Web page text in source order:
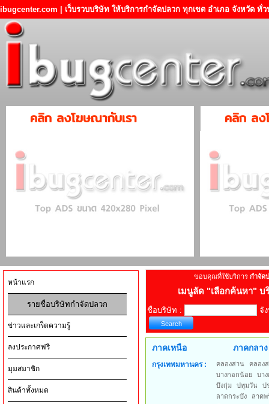
ibugcenter.com | เว็บรวบบริษัท ให้บริการกำจัดปลวก ทุกเขต อำเภอ จังหวัด ทั่
คลิก ลงโฆษณากับเรา คลิก ลง
หน้าแรก
รายชื่อบริษัทกำจัดปลวก
ข่าวและเกร็ดความรู้
ลงประกาศฟรี
มุมสมาชิก
สินค้าทั้งหมด
ขอบคุณที่ใช้บริการ กำจัด
เมนูลัด "เลือกค้นหา" บ
ชื่อบริษัท : จั
ภาคเหนือ ภาคกลาง
กรุงเทพมหานคร : คลองสาน
คลอง
บางกอกน้อย
บา
บึงกุ่ม
ปทุมวัน
ป
ลาดกระบัง
ลาดพ